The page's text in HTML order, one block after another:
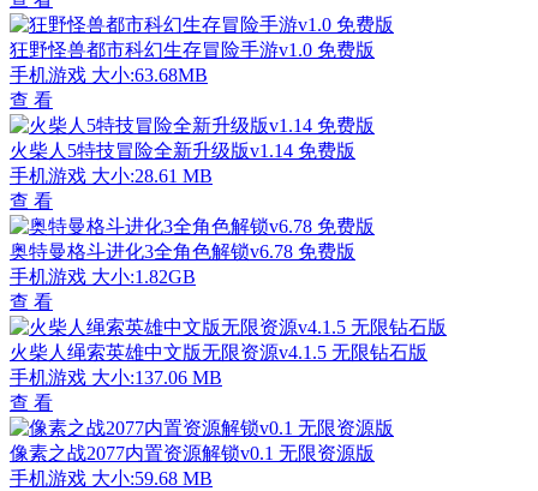
狂野怪兽都市科幻生存冒险手游v1.0 免费版
手机游戏 大小:63.68MB
查 看
火柴人5特技冒险全新升级版v1.14 免费版
手机游戏 大小:28.61 MB
查 看
奥特曼格斗进化3全角色解锁v6.78 免费版
手机游戏 大小:1.82GB
查 看
火柴人绳索英雄中文版无限资源v4.1.5 无限钻石版
手机游戏 大小:137.06 MB
查 看
像素之战2077内置资源解锁v0.1 无限资源版
手机游戏 大小:59.68 MB